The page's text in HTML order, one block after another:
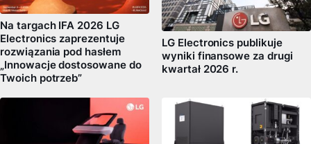
Na targach IFA 2026 LG
Electronics zaprezentuje
rozwiązania pod hasłem
„Innowacje dostosowane do
Twoich potrzeb”
LG Electronics publikuje
wyniki finansowe za drugi
kwartał 2026 r.